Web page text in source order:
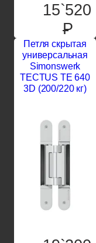
15`520
P
Петля скрытая
универсальная
Simonswerk
TECTUS TE 640
3D (200/220 кг)